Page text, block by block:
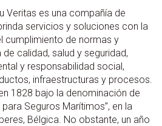
Veritas es una compañía de
servicios y soluciones con la
cumplimiento de normas y
calidad, salud y seguridad,
y responsabilidad social,
infraestructuras y procesos.
1828 bajo la denominación de
Seguros Marítimos”, en la
Bélgica. No obstante, un año